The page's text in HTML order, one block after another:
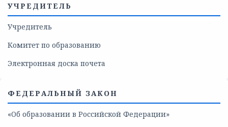
УЧРЕДИТЕЛЬ
Учредитель
Комитет по образованию
Электронная доска почета
ФЕДЕРАЛЬНЫЙ ЗАКОН
«Об образовании в Российской Федерации»